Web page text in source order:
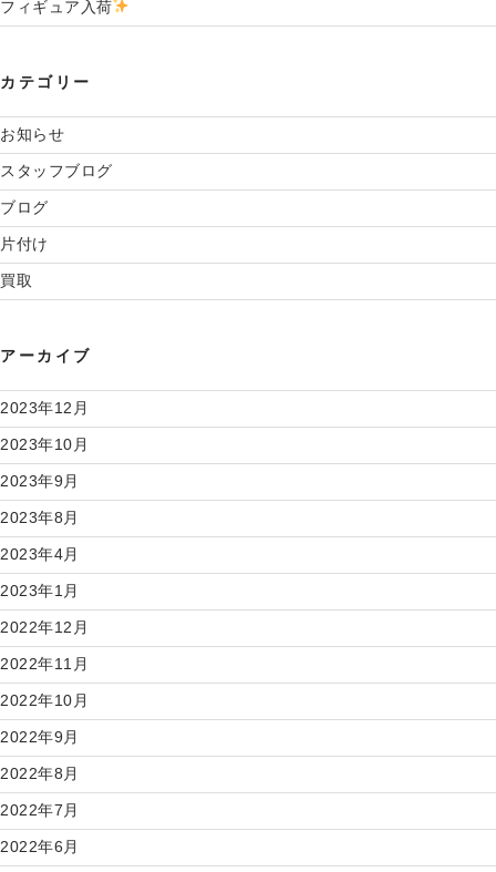
フィギュア入荷
カテゴリー
お知らせ
スタッフブログ
ブログ
片付け
買取
アーカイブ
2023年12月
2023年10月
2023年9月
2023年8月
2023年4月
2023年1月
2022年12月
2022年11月
2022年10月
2022年9月
2022年8月
2022年7月
2022年6月